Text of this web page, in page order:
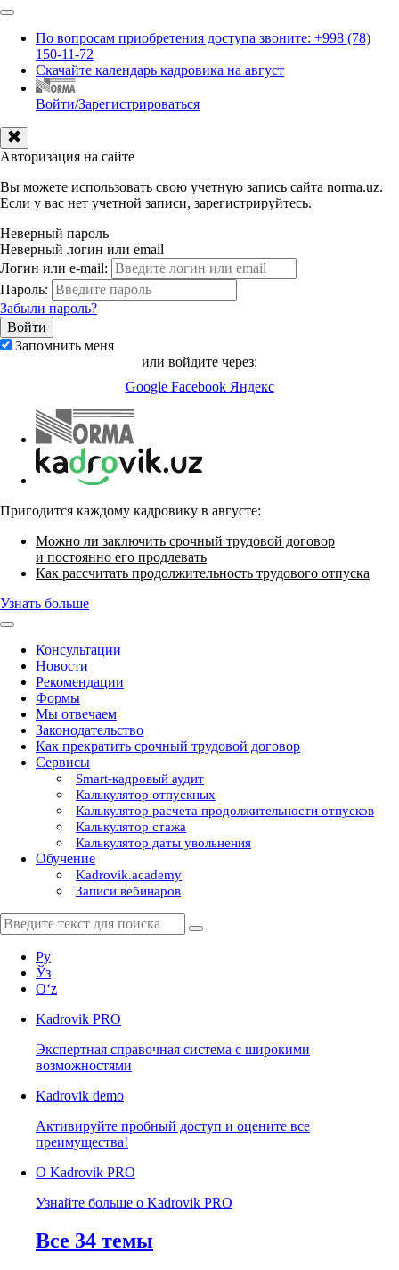
По вопросам приобретения доступа звоните: +998 (78)
150-11-72
Скачайте календарь кадровика на август
Войти/Зарегистрироваться
Авторизация на сайте
Вы можете использовать свою учетную запись сайта norma.uz.
Если у вас нет учетной записи, зарегистрируйтесь.
Неверный пароль
Неверный логин или email
Логин или e-mail:
Пароль:
Забыли пароль?
Запомнить меня
или войдите через:
Google Facebook Яндекс
Пригодится каждому кадровику в августе:
Можно ли заключить срочный трудовой договор
и постоянно его продлевать
Как рассчитать продолжительность трудового отпуска
Узнать больше
Консультации
Новости
Рекомендации
Формы
Мы отвечаем
Законодательство
Как прекратить срочный трудовой договор
Сервисы
Smart-кадровый аудит
Калькулятор отпускных
Калькулятор расчета продолжительности отпусков
Калькулятор стажа
Калькулятор даты увольнения
Обучение
Kadrovik.academy
Записи вебинаров
Ру
Ўз
Oʻz
Kadrovik PRO
Экспертная справочная система с широкими
возможностями
Kadrovik demo
Активируйте пробный доступ и оцените все
преимущества!
О Kadrovik PRO
Узнайте больше о Kadrovik PRO
Все 34 темы